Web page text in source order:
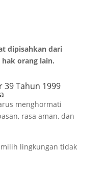
dipisahkan dari
orang lain.
Tahun 1999
menghormati
rasa aman, dan
lingkungan tidak